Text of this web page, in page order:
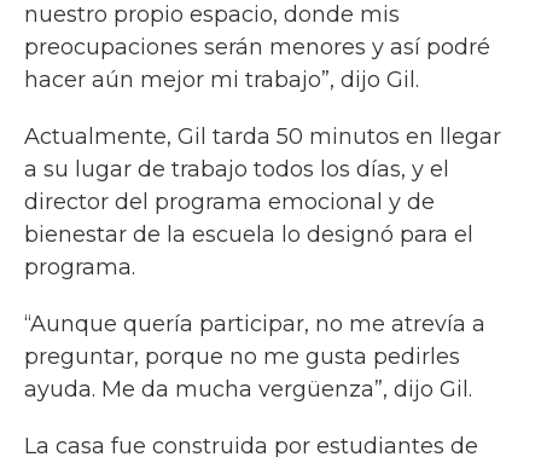
nuestro propio espacio, donde mis
preocupaciones serán menores y así podré
hacer aún mejor mi trabajo”, dijo Gil.
Actualmente, Gil tarda 50 minutos en llegar
a su lugar de trabajo todos los días, y el
director del programa emocional y de
bienestar de la escuela lo designó para el
programa.
“Aunque quería participar, no me atrevía a
preguntar, porque no me gusta pedirles
ayuda. Me da mucha vergüenza”, dijo Gil.
La casa fue construida por estudiantes de